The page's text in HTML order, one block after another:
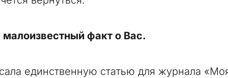
малоизвестный факт о Вас.
единственную статью для журнала